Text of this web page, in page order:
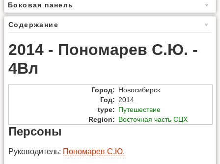
Боковая панель
Содержание
2014 - Пономарев С.Ю. -
4Вл
Город: Новосибирск
Год: 2014
type: Путешествие
Region: Восточная часть СЦХ
Персоны
Руководитель: Пономарев С.Ю.